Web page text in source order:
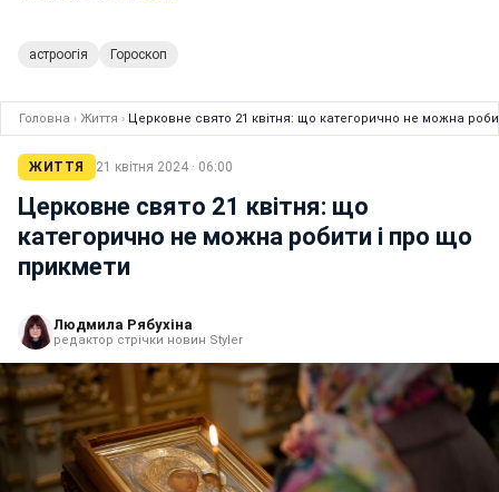
астроогія Гороскоп
Головна › Життя › Церковне свято 21 квітня: що категорично не можна
ЖИТТЯ 21 квітня 2024 · 06:00
Церковне свято 21 квітня: що
категорично не можна робити і про що
прикмети
Людмила Рябухіна
редактор стрічки новин Styler